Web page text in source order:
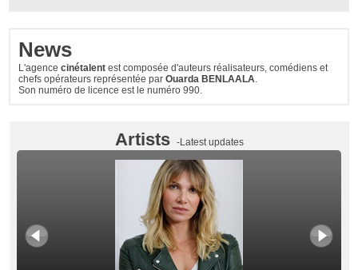
News
L'agencecinétalent est composée d'auteurs réalisateurs, comédiens et
chefs opérateurs représentée parOuarda BENLAALA.
Son numéro de licence est le numéro 990.
Artists -Latest updates